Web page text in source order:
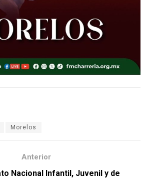
Morelos
Anterior
Nacional Infantil, Juvenil y de